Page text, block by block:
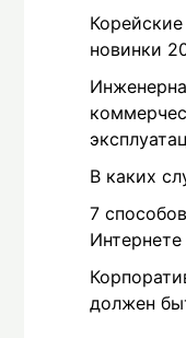
новинки
В каких
7
Интернете
должен